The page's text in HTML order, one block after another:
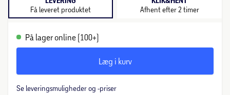
Få leveret produktet Afhent efter 2 timer
På lager online (100+)
Læg i kurv
Se leveringsmuligheder og -priser